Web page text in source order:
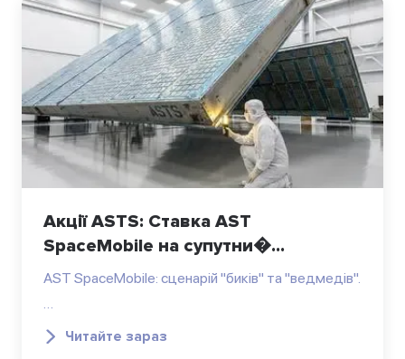
Акції ASTS: Ставка AST
SpaceMobile на супутни�...
AST SpaceMobile: сценарій "биків" та "ведмедів".
…
Читайте зараз